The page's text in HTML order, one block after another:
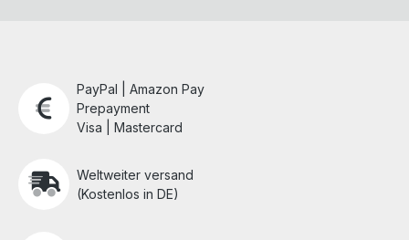
PayPal | Amazon Pay
Prepayment
Visa | Mastercard
Weltweiter versand
(Kostenlos in DE)